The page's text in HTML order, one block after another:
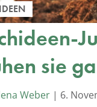
sie
Weber | 6.